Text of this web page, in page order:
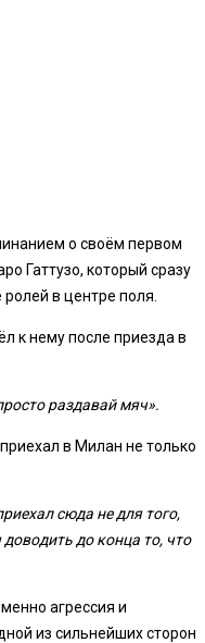
о своём первом
Гаттузо, который сразу
в центре поля.
к нему после приезда в
раздавай мяч».
в Милан не только
сюда не для того,
до конца то, что
агрессия и
из сильнейших сторон